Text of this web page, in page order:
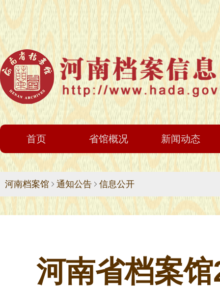
首页 省馆概况 新闻动态
河南档案馆 通知公告 信息公开
河南省档案